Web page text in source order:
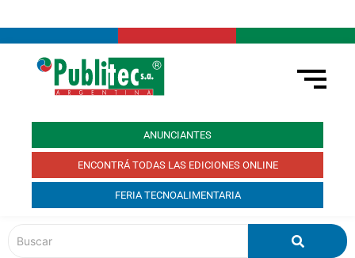
ANUNCIANTES
ENCONTRÁ TODAS LAS EDICIONES ONLINE
FERIA TECNOALIMENTARIA